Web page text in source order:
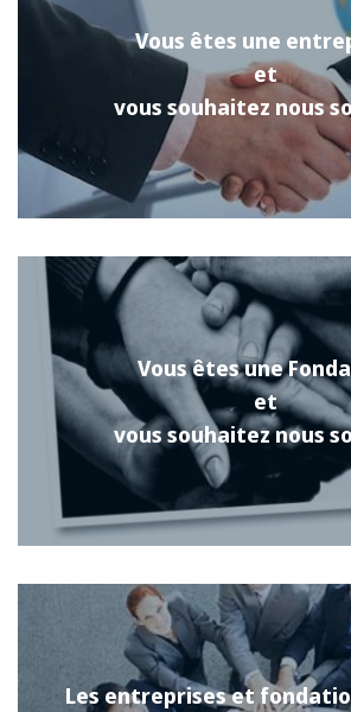
Vous êtes une
et
vous souhaitez nous
Vous êtes une
et
vous souhaitez nous
Les entreprises et